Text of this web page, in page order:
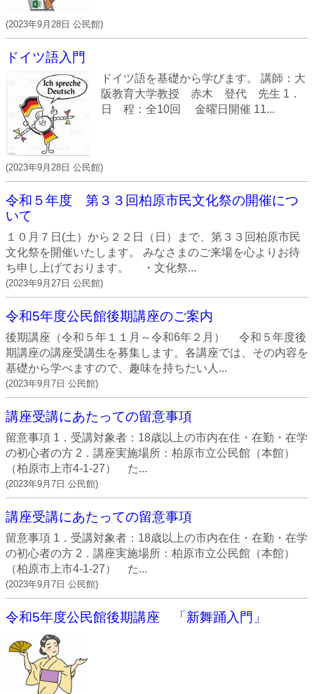
(2023年9月28日 公民館)
ドイツ語入門
ドイツ語を基礎から学びます。 講師：大
阪教育大学教授 赤木 登代 先生 1．
日 程：全10回 金曜日開催 11...
(2023年9月28日 公民館)
令和５年度 第３３回柏原市民文化祭の開催につ
いて
１０月７日(土）から２２日（日）まで、第３３回柏原市民
文化祭を開催いたします。 みなさまのご来場を心よりお待
ち申し上げております。 ・文化祭...
(2023年9月27日 公民館)
令和5年度公民館後期講座のご案内
後期講座（令和５年１１月～令和6年２月） 令和５年度後
期講座の講座受講生を募集します。各講座では、その内容を
基礎から学べますので、趣味を持ちたい人...
(2023年9月7日 公民館)
講座受講にあたっての留意事項
留意事項 1．受講対象者：18歳以上の市内在住・在勤・在学
の初心者の方 2．講座実施場所：柏原市立公民館（本館）
（柏原市上市4-1-27） た...
(2023年9月7日 公民館)
講座受講にあたっての留意事項
留意事項 1．受講対象者：18歳以上の市内在住・在勤・在学
の初心者の方 2．講座実施場所：柏原市立公民館（本館）
（柏原市上市4-1-27） た...
(2023年9月7日 公民館)
令和5年度公民館後期講座 「新舞踊入門」